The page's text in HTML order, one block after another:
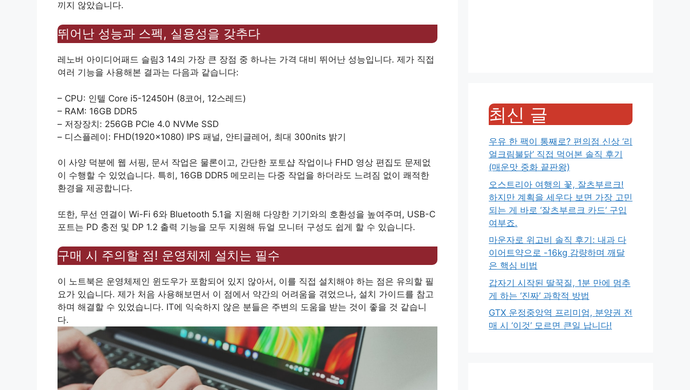
끼지 않았습니다.
뛰어난 성능과 스펙, 실용성을 갖추다
레노버 아이디어패드 슬림3 14의 가장 큰 장점 중 하나는 가격 대비 뛰어난 성능입니다. 제가 직접
여러 기능을 사용해본 결과는 다음과 같습니다:
– CPU: 인텔 Core i5-12450H (8코어, 12스레드)
– RAM: 16GB DDR5
– 저장장치: 256GB PCle 4.0 NVMe SSD
– 디스플레이: FHD(1920×1080) IPS 패널, 안티글레어, 최대 300nits 밝기
이 사양 덕분에 웹 서핑, 문서 작업은 물론이고, 간단한 포토샵 작업이나 FHD 영상 편집도 문제없
이 수행할 수 있었습니다. 특히, 16GB DDR5 메모리는 다중 작업을 하더라도 느려짐 없이 쾌적한
환경을 제공합니다.
또한, 무선 연결이 Wi-Fi 6와 Bluetooth 5.1을 지원해 다양한 기기와의 호환성을 높여주며, USB-C
포트는 PD 충전 및 DP 1.2 출력 기능을 모두 지원해 듀얼 모니터 구성도 쉽게 할 수 있습니다.
구매 시 주의할 점! 운영체제 설치는 필수
이 노트북은 운영체제인 윈도우가 포함되어 있지 않아서, 이를 직접 설치해야 하는 점은 유의할 필
요가 있습니다. 제가 처음 사용해보면서 이 점에서 약간의 어려움을 겪었으나, 설치 가이드를 참고
하며 해결할 수 있었습니다. IT에 익숙하지 않은 분들은 주변의 도움을 받는 것이 좋을 것 같습니
다.
최신 글
우유 한 팩이 통째로? 편의점 신상 ‘리
얼크림불닭’ 직접 먹어본 솔직 후기
(매운맛 중화 끝판왕)
오스트리아 여행의 꽃, 잘츠부르크!
하지만 계획을 세우다 보면 가장 고민
되는 게 바로 ‘잘츠부르크 카드’ 구입
여부죠.
마운자로 위고비 솔직 후기: 내과 다
이어트약으로 -16kg 감량하며 깨달
은 핵심 비법
갑자기 시작된 딸꾹질, 1분 만에 멈추
게 하는 ‘진짜’ 과학적 방법
GTX 운정중앙역 프리미엄, 분양권 전
매 시 ‘이것’ 모르면 큰일 납니다!